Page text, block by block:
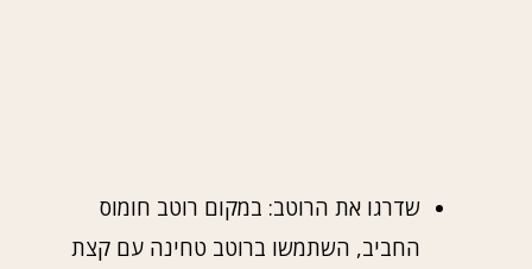
שדרגו את הרוטב: במקום רוטב חומוס
החביב, השתמשו ברוטב טחינה עם קצת